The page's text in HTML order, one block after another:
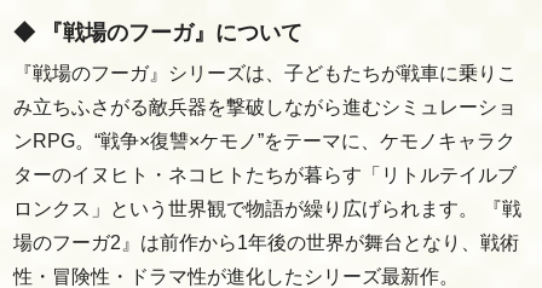
◆ 『戦場のフーガ』について
『戦場のフーガ』シリーズは、子どもたちが戦車に乗りこ
み立ちふさがる敵兵器を撃破しながら進むシミュレーショ
ンRPG。“戦争×復讐×ケモノ”をテーマに、ケモノキャラク
ターのイヌヒト・ネコヒトたちが暮らす「リトルテイルブ
ロンクス」という世界観で物語が繰り広げられます。 『戦
場のフーガ2』は前作から1年後の世界が舞台となり、戦術
性・冒険性・ドラマ性が進化したシリーズ最新作。